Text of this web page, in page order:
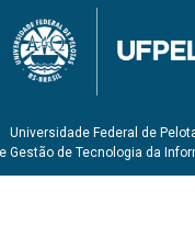
Universidade Federal de
Gestão de Tecnologia da